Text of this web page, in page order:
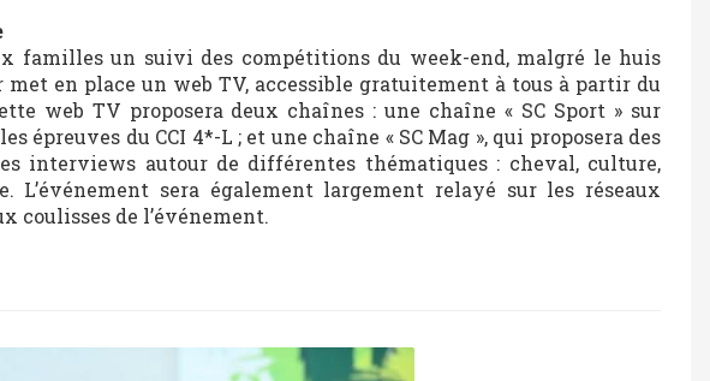
familles un suivi des compétitions du week-end, malgré le huis
met en place un web TV, accessible gratuitement à tous à partir du
web TV proposera deux chaînes : une chaîne « SC Sport » sur
épreuves du CCI 4*-L ; et une chaîne « SC Mag », qui proposera des
interviews autour de différentes thématiques : cheval, culture,
L’événement sera également largement relayé sur les réseaux
coulisses de l’événement.